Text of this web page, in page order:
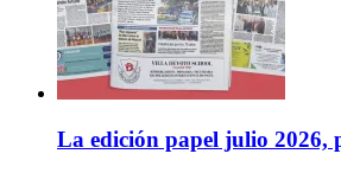
La edición papel julio 2026,